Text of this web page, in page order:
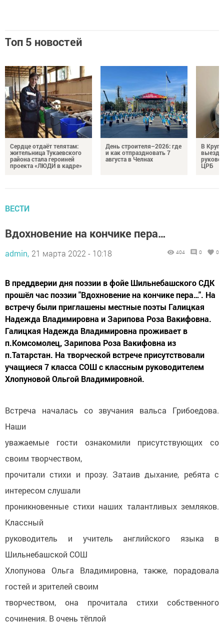
Топ 5 новостей
Сердце отдаёт телятам:
жительница Тукаевского
района стала героиней
проекта «ЛЮДИ в кадре»
День строителя–2026: где
и как отпраздновать 7
августа в Челнах
В
ЦРБ
ВЕСТИ
Вдохновение на кончике пера…
admin, 21 марта 2022 - 10:18 404 0 0
В преддверии дня поэзии в фойе Шильнебашского СДК
прошёл час поэзии "Вдохновение на кончике пера…". На
встречу были приглашены местные поэты Галицкая
Надежда Владимировна и Зарипова Роза Вакифовна.
Галицкая Надежда Владимировна проживает в
п.Комсомолец, Зарипова Роза Вакифовна из
п.Татарстан. На творческой встрече присутствовали
учащиеся 7 класса СОШ с классным руководителем
Хлопуновой Ольгой Владимировной.
Встреча началась со звучания вальса Грибоедова.
Наши
уважаемые гости ознакомили присутствующих со
своим творчеством,
прочитали стихи и прозу. Затаив дыхание, ребята с
интересом слушали
проникновенные стихи наших талантливых земляков.
Классный
руководитель и учитель английского языка в
Шильнебашской СОШ
Хлопунова Ольга Владимировна, также, порадовала
гостей и зрителей своим
творчеством, она прочитала стихи собственного
сочинения. В очень тёплой